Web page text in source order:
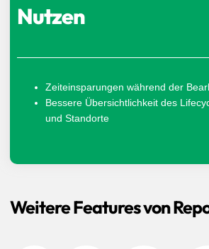
Nutzen
Zeiteinsparungen während der B
Bessere Übersichtlichkeit des
und Standorte
Weitere Features von